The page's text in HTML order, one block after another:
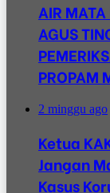
AIR
AGUS
PROPAM
2 minggu ago
Ketua
Jangan
Kasus